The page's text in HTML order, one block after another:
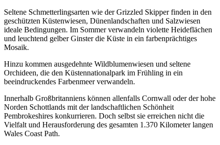
Seltene Schmetterlingsarten wie der Grizzled Skipper finden in den
geschützten Küstenwiesen, Dünenlandschaften und Salzwiesen
ideale Bedingungen. Im Sommer verwandeln violette Heideflächen
und leuchtend gelber Ginster die Küste in ein farbenprächtiges
Mosaik.
Hinzu kommen ausgedehnte Wildblumenwiesen und seltene
Orchideen, die den Küstennationalpark im Frühling in ein
beeindruckendes Farbenmeer verwandeln.
Innerhalb Großbritanniens können allenfalls Cornwall oder der hohe
Norden Schottlands mit der landschaftlichen Schönheit
Pembrokeshires konkurrieren. Doch selbst sie erreichen nicht die
Vielfalt und Herausforderung des gesamten 1.370 Kilometer langen
Wales Coast Path.